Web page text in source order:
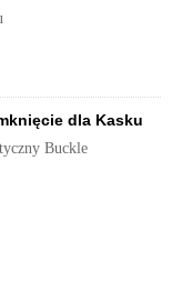
dla Kasku
Buckle